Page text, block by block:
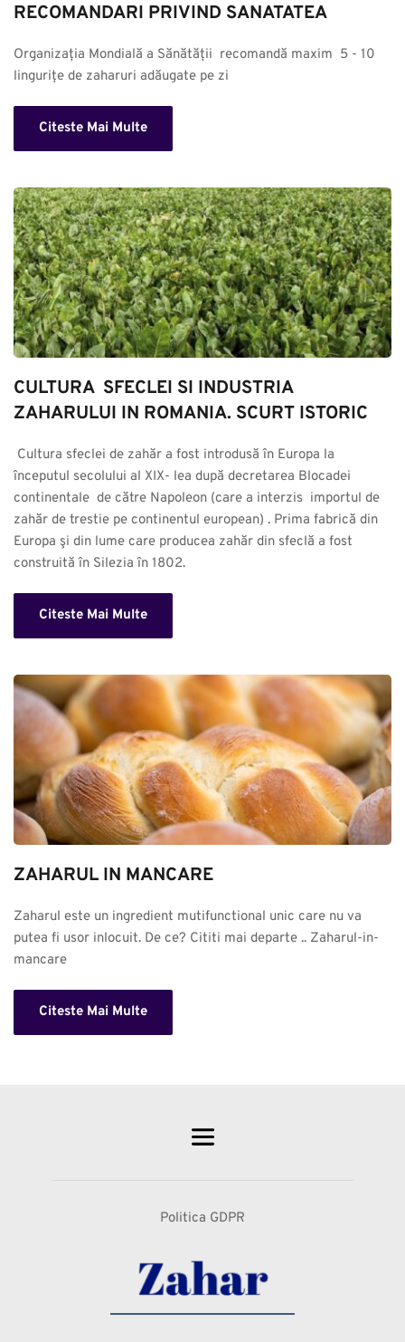
RECOMANDARI PRIVIND SANATATEA
Organizația Mondială a Sănătății  recomandă maxim  5 - 10
lingurițe de zaharuri adăugate pe zi
Citeste Mai Multe
CULTURA  SFECLEI SI INDUSTRIA
ZAHARULUI IN ROMANIA. SCURT ISTORIC
începutul secolului al XIX- lea după decretarea Blocadei
continentale  de către Napoleon (care a interzis  importul de
zahăr de trestie pe continentul european) . Prima fabrică din
Europa şi din lume care producea zahăr din sfeclă a fost
construită în Silezia în 1802.
Citeste Mai Multe
ZAHARUL IN MANCARE
Zaharul este un ingredient mutifunctional unic care nu va
putea fi usor inlocuit. De ce? Cititi mai departe .. Zaharul-in-
mancare
Citeste Mai Multe
Politica GDPR